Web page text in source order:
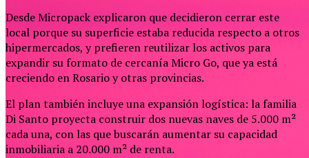
Desde Micropack explicaron que decidieron cerrar este
local porque su superficie estaba reducida respecto a otros
hipermercados, y prefieren reutilizar los activos para
expandir su formato de cercanía Micro Go, que ya está
creciendo en Rosario y otras provincias.
El plan también incluye una expansión logística: la familia
Di Santo proyecta construir dos nuevas naves de 5.000 m²
cada una, con las que buscarán aumentar su capacidad
inmobiliaria a 20.000 m² de renta.